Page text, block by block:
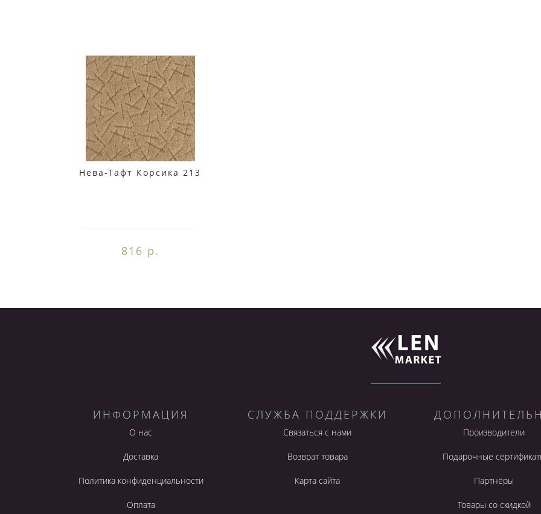
Нева-Тафт Корсика 213
816 р.
ИНФОРМАЦИЯ
О нас
Доставка
Политика конфиденциальности
Оплата
СЛУЖБА ПОДДЕРЖКИ
Связаться с нами
Возврат товара
Карта сайта
Производители
Подарочные
Партнёры
Товары со скидкой